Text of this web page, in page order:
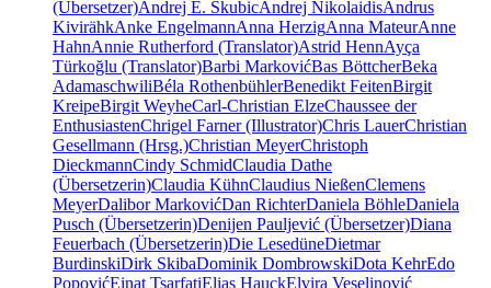
(Übersetzer)Andrej E. SkubicAndrej NikolaidisAndrus
KivirähkAnke EngelmannAnna HerzigAnna MateurAnne
HahnAnnie Rutherford (Translator)Astrid HennAyça
Türkoğlu (Translator)Barbi MarkovićBas BöttcherBeka
AdamaschwiliBéla RothenbühlerBenedikt FeitenBirgit
KreipeBirgit WeyheCarl-Christian ElzeChaussee der
EnthusiastenChrigel Farner (Illustrator)Chris LauerChristian
Gesellmann (Hrsg.)Christian MeyerChristoph
DieckmannCindy SchmidClaudia Dathe
(Übersetzerin)Claudia KühnClaudius NießenClemens
MeyerDalibor MarkovićDan RichterDaniela BöhleDaniela
Pusch (Übersetzerin)Denijen Pauljević (Übersetzer)Diana
Feuerbach (Übersetzerin)Die LesedüneDietmar
BurdinskiDirk SkibaDominik DombrowskiDota KehrEdo
PopovićEinat TsarfatiElias HauckElvira Veselinović